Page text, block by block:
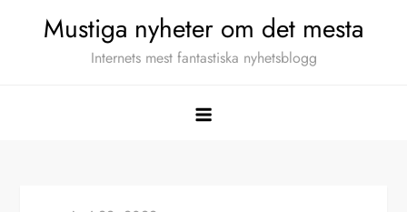
Mustiga nyheter om det mesta
Internets mest fantastiska nyhetsblogg